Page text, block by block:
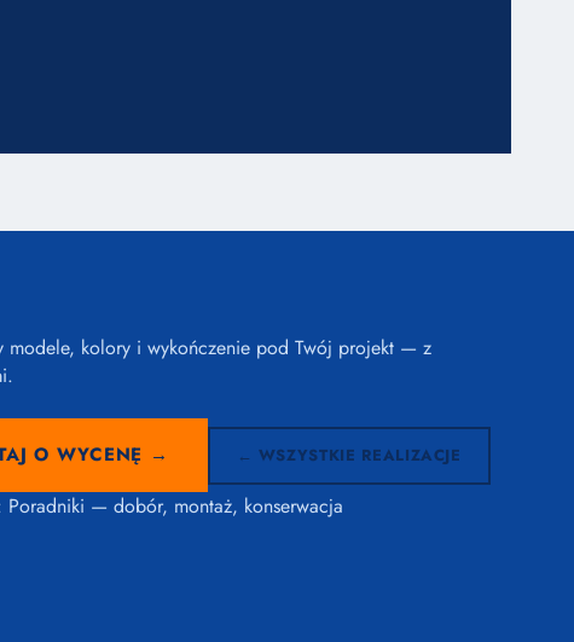
modele, kolory i wykończenie pod Twój projekt — z
O WYCENĘ → ← WSZYSTKIE REALIZACJE
Poradniki — dobór, montaż, konserwacja